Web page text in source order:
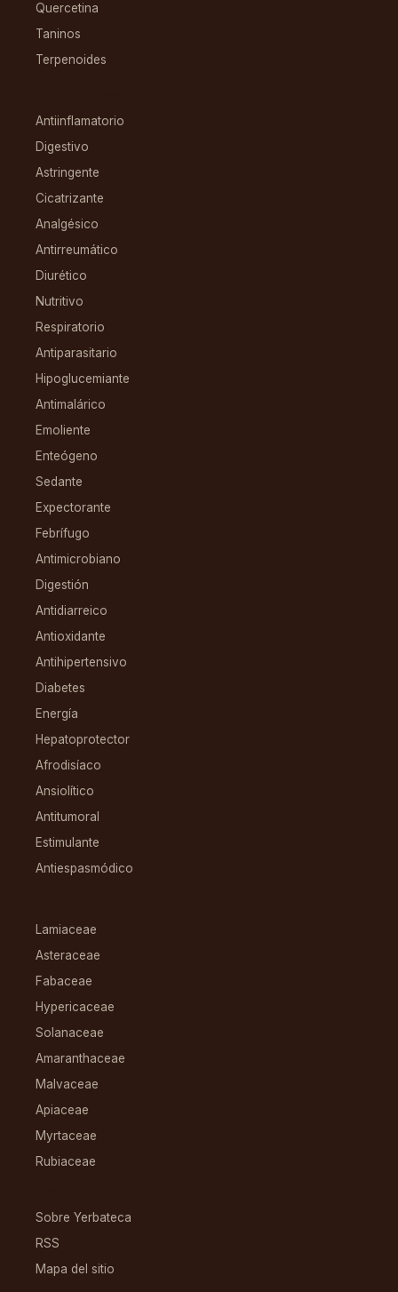
Quercetina
Taninos
Terpenoides
Antiinflamatorio
Digestivo
Astringente
Cicatrizante
Analgésico
Antirreumático
Diurético
Nutritivo
Respiratorio
Antiparasitario
Hipoglucemiante
Antimalárico
Emoliente
Enteógeno
Sedante
Expectorante
Febrífugo
Antimicrobiano
Digestión
Antidiarreico
Antioxidante
Antihipertensivo
Diabetes
Energía
Hepatoprotector
Afrodisíaco
Ansiolítico
Antitumoral
Estimulante
Antiespasmódico
Lamiaceae
Asteraceae
Fabaceae
Hypericaceae
Solanaceae
Amaranthaceae
Malvaceae
Apiaceae
Myrtaceae
Rubiaceae
Sobre Yerbateca
RSS
Mapa del sitio